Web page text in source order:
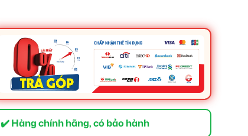
✔️ Hàng chính hãng, có bảo hành